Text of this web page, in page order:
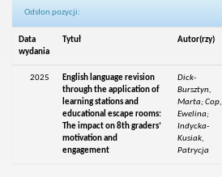
Odsłon pozycji:
Data
wydania
Tytuł Autor(rzy)
2025
English language revision
through the application of
learning stations and
educational escape rooms:
The impact on 8th graders’
motivation and
engagement
Dick-
Bursztyn,
Marta; Cop,
Ewelina;
Indycka-
Kusiak,
Patrycja